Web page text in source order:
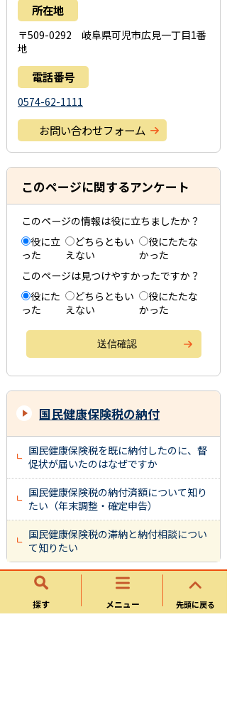
探す メニュー
所在地
〒509-0292 岐阜県可児市広見一丁目1番
地
電話番号
0574-62-1111
お問い合わせフォーム
このページに関するアンケート
このページの情報は役に立ちましたか？
役に立
った
どちらともい
えない
役にたたな
かった
このページは見つけやすかったですか？
役にた
った
どちらともい
えない
役にたたな
かった
先頭に戻る
国民健康保険税の納付
国民健康保険税を既に納付したのに、督
促状が届いたのはなぜですか
国民健康保険税の納付済額について知り
たい（年末調整・確定申告）
国民健康保険税の滞納と納付相談につい
て知りたい
よくある質問